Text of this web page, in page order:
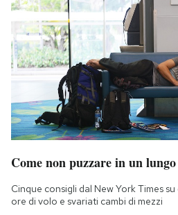
Come non puzzare in un
Cinque consigli dal New York Times
ore di volo e svariati cambi di mezzi